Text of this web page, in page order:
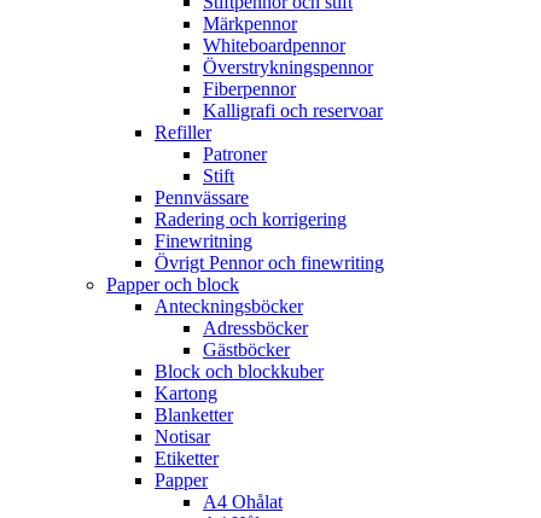
Märkpennor
Whiteboardpennor
Överstrykningspennor
Fiberpennor
Kalligrafi och reservoar
Refiller
Patroner
Stift
Pennvässare
Radering och korrigering
Finewritning
Övrigt Pennor och finewriting
Papper och block
Anteckningsböcker
Adressböcker
Gästböcker
Block och blockkuber
Kartong
Blanketter
Notisar
Etiketter
Papper
A4 Ohålat